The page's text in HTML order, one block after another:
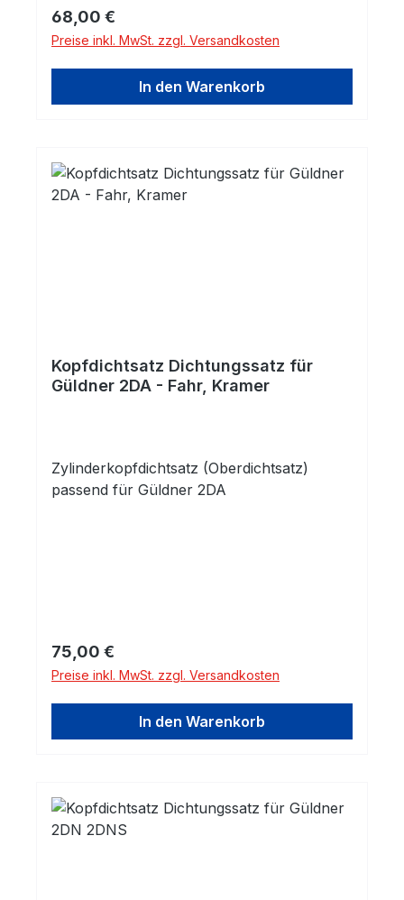
Regulärer Preis:
68,00 €
Preise inkl. MwSt. zzgl. Versandkosten
In den Warenkorb
Kopfdichtsatz Dichtungssatz für
Güldner 2DA - Fahr, Kramer
Zylinderkopfdichtsatz (Oberdichtsatz)
passend für Güldner 2DA
Regulärer Preis:
75,00 €
Preise inkl. MwSt. zzgl. Versandkosten
In den Warenkorb